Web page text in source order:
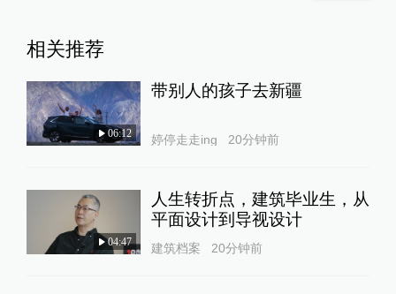
相关推荐
06:12
带别人的孩子去新疆
婷停走走ing 20分钟前
04:47
人生转折点，建筑毕业生，从
平面设计到导视设计
建筑档案 20分钟前